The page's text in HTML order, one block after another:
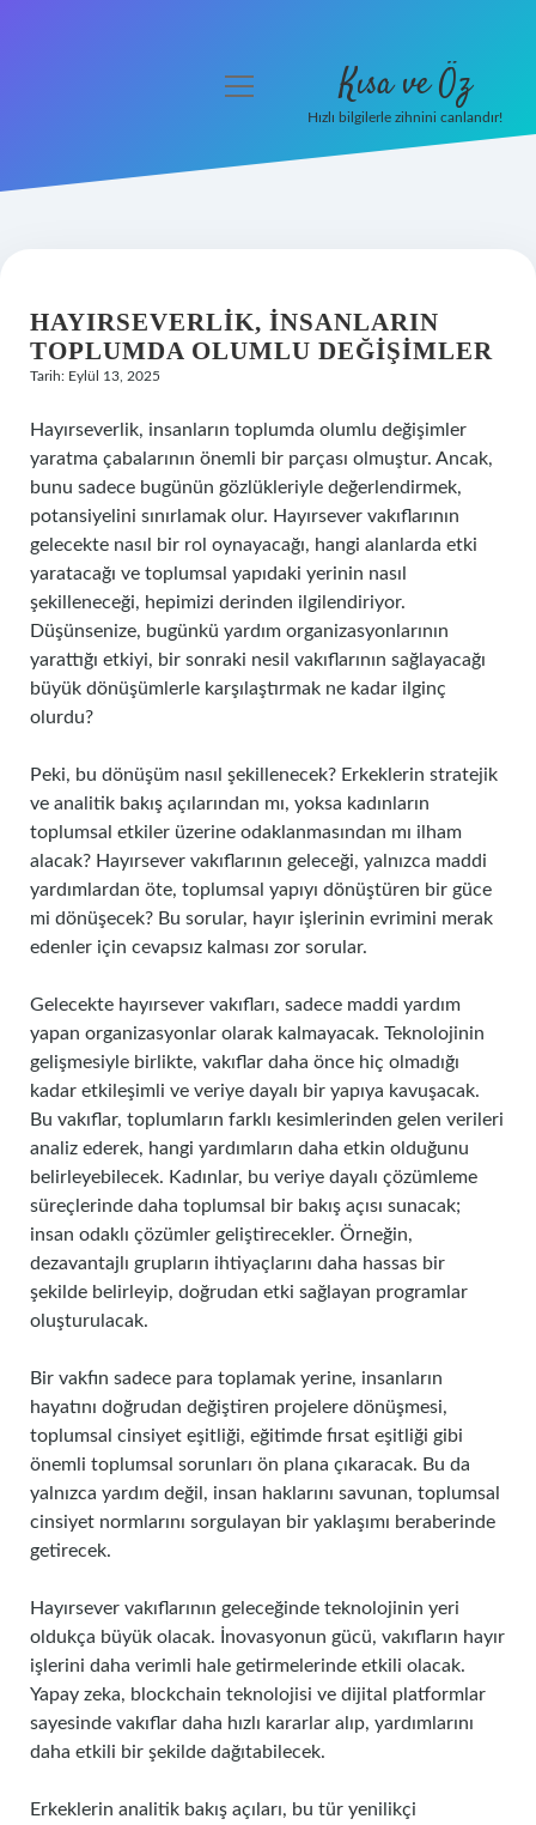
Hakkımızda
menüyü
Kısa ve Öz
Hızlı bilgilerle zihnini canlandır!
HAYIRSEVERLIK, INSANLARIN
TOPLUMDA OLUMLU DEĞIŞIMLER
Tarih: Eylül 13, 2025
Hayırseverlik, insanların toplumda olumlu değişimler
yaratma çabalarının önemli bir parçası olmuştur. Ancak,
bunu sadece bugünün gözlükleriyle değerlendirmek,
potansiyelini sınırlamak olur. Hayırsever vakıflarının
gelecekte nasıl bir rol oynayacağı, hangi alanlarda etki
yaratacağı ve toplumsal yapıdaki yerinin nasıl
şekilleneceği, hepimizi derinden ilgilendiriyor.
Düşünsenize, bugünkü yardım organizasyonlarının
yarattığı etkiyi, bir sonraki nesil vakıflarının sağlayacağı
büyük dönüşümlerle karşılaştırmak ne kadar ilginç
olurdu?
Peki, bu dönüşüm nasıl şekillenecek? Erkeklerin stratejik
ve analitik bakış açılarından mı, yoksa kadınların
toplumsal etkiler üzerine odaklanmasından mı ilham
alacak? Hayırsever vakıflarının geleceği, yalnızca maddi
yardımlardan öte, toplumsal yapıyı dönüştüren bir güce
mi dönüşecek? Bu sorular, hayır işlerinin evrimini merak
edenler için cevapsız kalması zor sorular.
Gelecekte hayırsever vakıfları, sadece maddi yardım
yapan organizasyonlar olarak kalmayacak. Teknolojinin
gelişmesiyle birlikte, vakıflar daha önce hiç olmadığı
kadar etkileşimli ve veriye dayalı bir yapıya kavuşacak.
Bu vakıflar, toplumların farklı kesimlerinden gelen verileri
analiz ederek, hangi yardımların daha etkin olduğunu
belirleyebilecek. Kadınlar, bu veriye dayalı çözümleme
süreçlerinde daha toplumsal bir bakış açısı sunacak;
insan odaklı çözümler geliştirecekler. Örneğin,
dezavantajlı grupların ihtiyaçlarını daha hassas bir
şekilde belirleyip, doğrudan etki sağlayan programlar
oluşturulacak.
Bir vakfın sadece para toplamak yerine, insanların
hayatını doğrudan değiştiren projelere dönüşmesi,
toplumsal cinsiyet eşitliği, eğitimde fırsat eşitliği gibi
önemli toplumsal sorunları ön plana çıkaracak. Bu da
yalnızca yardım değil, insan haklarını savunan, toplumsal
cinsiyet normlarını sorgulayan bir yaklaşımı beraberinde
getirecek.
Hayırsever vakıflarının geleceğinde teknolojinin yeri
oldukça büyük olacak. İnovasyonun gücü, vakıfların hayır
işlerini daha verimli hale getirmelerinde etkili olacak.
Yapay zeka, blockchain teknolojisi ve dijital platformlar
sayesinde vakıflar daha hızlı kararlar alıp, yardımlarını
daha etkili bir şekilde dağıtabilecek.
Erkeklerin analitik bakış açıları, bu tür yenilikçi